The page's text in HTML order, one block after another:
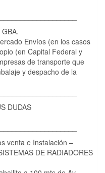
Envíos (en los casos
(en Capital Federal y
de transporte que
y despacho de la
DUDAS
venta e Instalación –
DE RADIADORES